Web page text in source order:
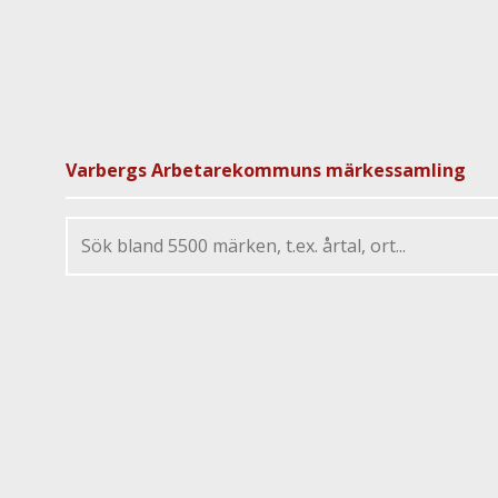
Varbergs Arbetarekommuns märkessamling